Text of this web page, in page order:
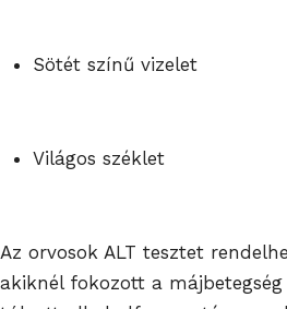
Sötét színű vizelet
Világos széklet
Az orvosok ALT tesztet
akiknél fokozott a